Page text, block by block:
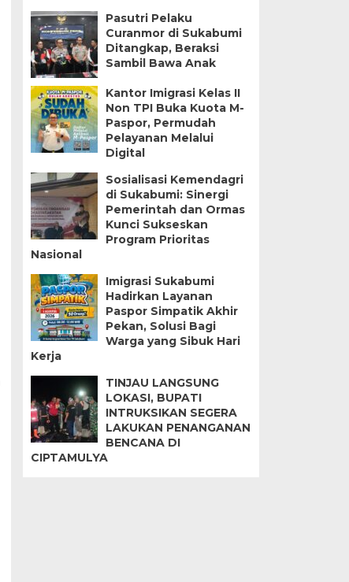
Pasutri Pelaku
Curanmor di Sukabumi
Ditangkap, Beraksi
Sambil Bawa Anak
Kantor Imigrasi Kelas II
Non TPI Buka Kuota M-
Paspor, Permudah
Pelayanan Melalui
Digital
Sosialisasi Kemendagri
di Sukabumi: Sinergi
Pemerintah dan Ormas
Kunci Sukseskan
Program Prioritas
Nasional
Imigrasi Sukabumi
Hadirkan Layanan
Paspor Simpatik Akhir
Pekan, Solusi Bagi
Warga yang Sibuk Hari
Kerja
TINJAU LANGSUNG
LOKASI, BUPATI
INTRUKSIKAN SEGERA
LAKUKAN PENANGANAN
BENCANA DI
CIPTAMULYA